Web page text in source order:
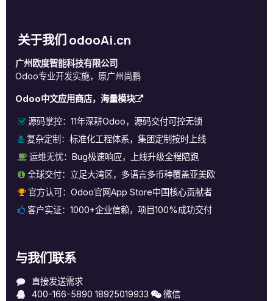
关于我们 odooAi.cn
广州欧度智能科技有限公司
Odoo专业开发实施，原广州尚鹏
Odoo中文应用商店，海量模块
源码掌控： 11年深耕Odoo，源码交付可控无锁
复杂定制： 标准化工程体系，集团定制按时上线
运维无忧：
Bug极速响应，上线升级全程陪跑
全球交付： 立足大湾区，多语言多币种覆盖亚美欧
官方认可： Odoo官网App Store中国核心贡献者
客户实证： 1000+企业信赖，项目100%成功交付
与我们联系
直接发送需求
400-166-5890 18925019933
微信